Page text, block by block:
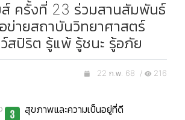
ส์ ครั้งที่ 23 ร่วมสานสัมพันธ์
ข่ายสถาบันวิทยาศาสตร์
สปิริต รู้แพ้ รู้ชนะ รู้อภัย
22 ก.พ. 68 / 216
สุขภาพและความเป็นอยู่ที่ดี